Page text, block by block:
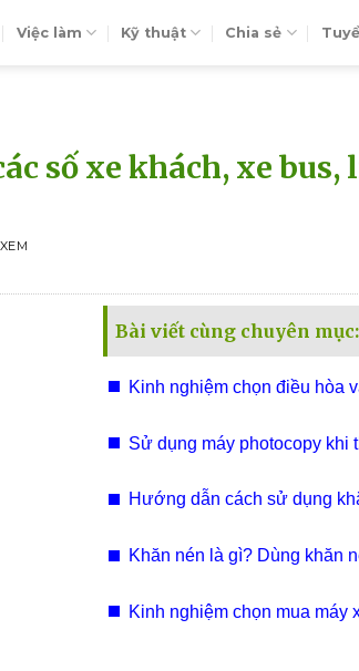
Việc làm Kỹ thuật Chia sẻ
số xe khách, xe
Bài viết cùng chuyên mục:
Kinh nghiệm chọn điều hòa
Sử dụng máy photocopy khi
Hướng dẫn cách sử dụng
Khăn nén là gì? Dùng khăn
Kinh nghiệm chọn mua máy